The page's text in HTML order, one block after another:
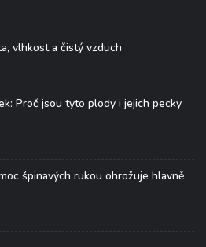
vlhkost a čistý vzduch
Proč jsou tyto plody i jejich pecky
špinavých rukou ohrožuje hlavně